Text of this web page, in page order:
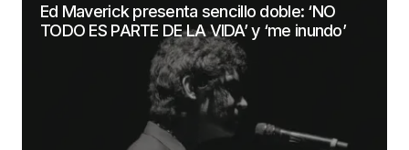
Ed Maverick presenta sencillo doble: ‘NO
TODO ES PARTE DE LA VIDA’ y ‘me inundo’